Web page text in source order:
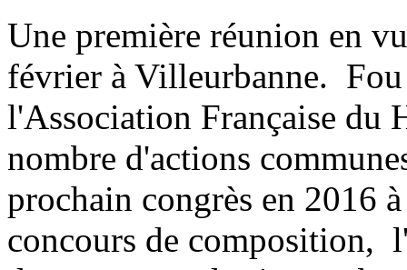
Une première réunion en
février à Villeurbanne. Fou
l'Association Française du
nombre d'actions
prochain congrès en 2016
concours de composition,